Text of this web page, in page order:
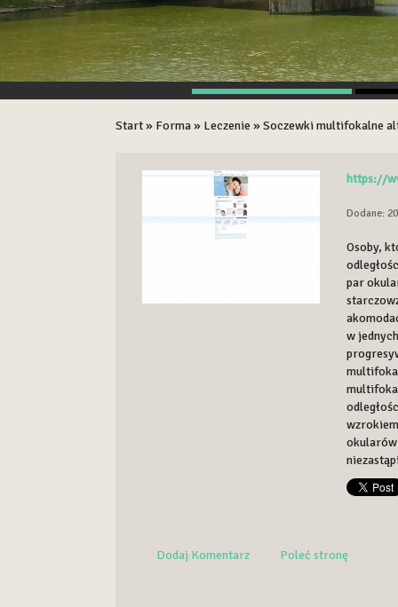
Start» Forma» Leczenie »Soczewki multifokalne
https://
Dodane:
Osoby,
par
w
okularów
Dodaj Komentarz Poleć stronę